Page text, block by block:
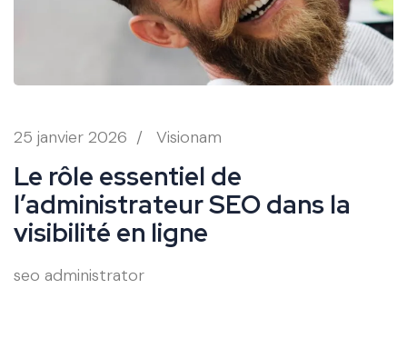
25 janvier 2026 / Visionam
Le rôle essentiel de
l’administrateur SEO dans la
visibilité en ligne
seo administrator